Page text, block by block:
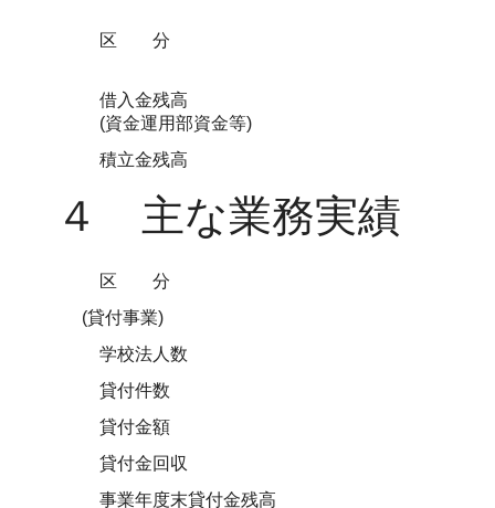
区分
借入金残高
(資金運用部資金等)
積立金残高
４ 主な業務実績
区分
(貸付事業)
学校法人数
貸付件数
貸付金額
貸付金回収
事業年度末貸付金残高